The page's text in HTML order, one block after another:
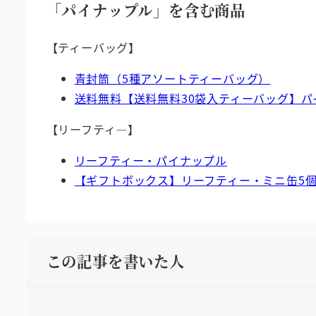
「パイナップル」を含む商品
【ティーバッグ】
青封筒（5種アソートティーバッグ）
送料無料【送料無料30袋入ティーバッグ】
【リーフティ―】
リーフティー・パイナップル
【ギフトボックス】リーフティー・ミニ缶5
この記事を書いた人